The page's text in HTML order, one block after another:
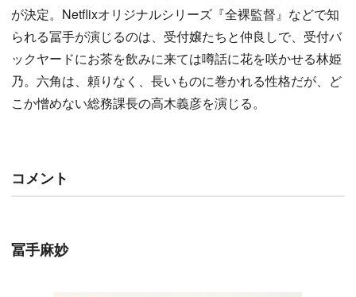
が決定。Netflixオリジナルシリーズ『全裸監督』などで知
られる冨手が演じるのは、受付嬢たちと仲良しで、受付バ
ックヤードにお茶を飲みに来ては噂話に花を咲かせる林姫
乃。六角は、頼りなく、長いものに巻かれる性格だが、ど
こか憎めない総務課長の高木義彦を演じる。
コメント
冨手麻妙